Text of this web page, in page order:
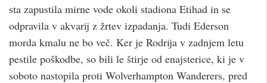
sta zapustila mirne vode okoli stadiona Etihad in se
odpravila v akvarij z žrtev izpadanja. Tudi Ederson
morda kmalu ne bo več. Ker je Rodrija v zadnjem letu
pestile poškodbe, so bili le štirje od enajsterice, ki je v
soboto nastopila proti Wolverhampton Wanderers, pred